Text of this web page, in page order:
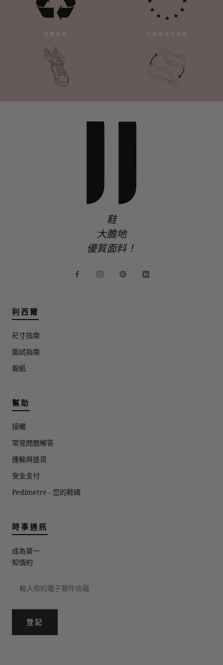
免費退貨 可換貨及可退款
鞋
大膽地
優質面料！
利西爾
尺寸指南
面試指南
報紙
幫助
接觸
常見問題解答
運輸與退貨
安全支付
Pedimetre - 您的鞋碼
時事通訊
成為第一
知情的
登記